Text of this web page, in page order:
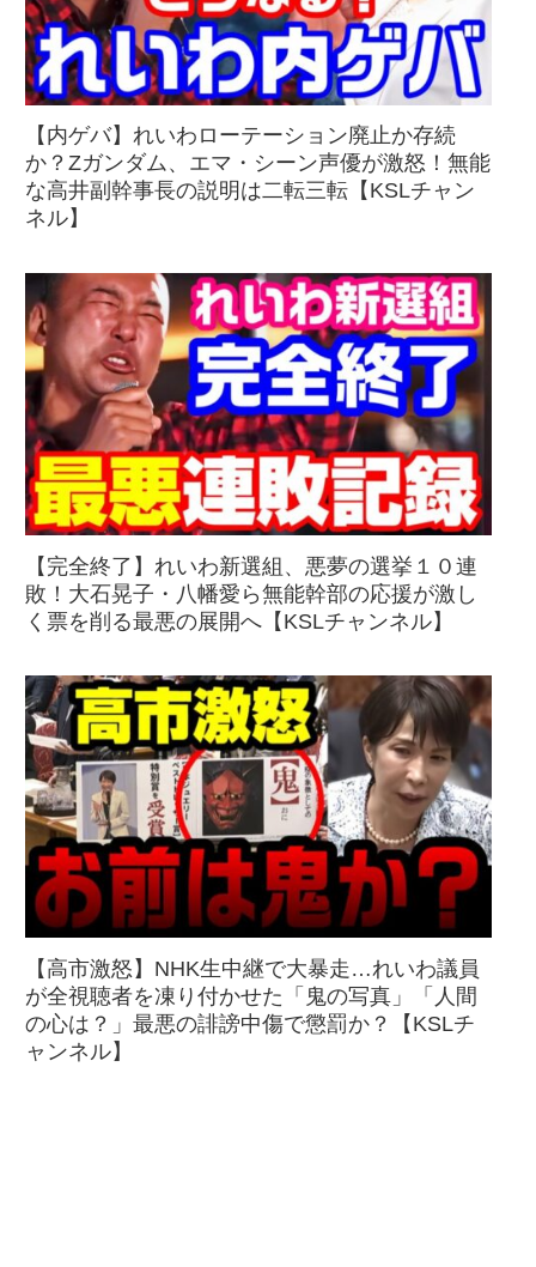
【内ゲバ】れいわローテーション廃止か存続
か？Zガンダム、エマ・シーン声優が激怒！無能
な高井副幹事長の説明は二転三転【KSLチャン
ネル】
【完全終了】れいわ新選組、悪夢の選挙１０連
敗！大石晃子・八幡愛ら無能幹部の応援が激し
く票を削る最悪の展開へ【KSLチャンネル】
【高市激怒】NHK生中継で大暴走…れいわ議員
が全視聴者を凍り付かせた「鬼の写真」「人間
の心は？」最悪の誹謗中傷で懲罰か？【KSLチ
ャンネル】